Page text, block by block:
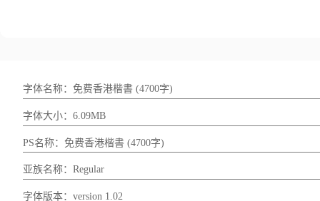
字体名称：免费香港楷書 (4700字)
字体大小：6.09MB
PS名称：免费香港楷書 (4700字)
亚族名称：Regular
字体版本：version 1.02